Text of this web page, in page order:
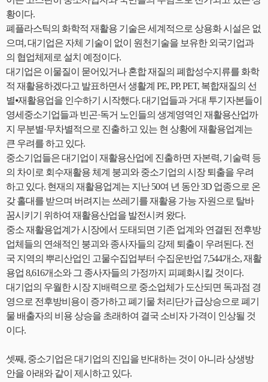
황이다.
폐플라스틱의 화학적 재활용 기술은 세계적으로 상용화 시설은 없
으며, 대기업은 자체 기술이 없이 원천기술을 보유한 외국기업과
의 협업체제로 설치 예정이다.
대기업은 이물질이 묻어있거나 혼합 재질의 폐합성수지류를 화학
적 재활용하겠다고 발표하면서 생활계 PE, PP, PET, 복합재질의 선
별⦁재활용업을 인수하기 시작했다. 대기업들과 거대 투기자본들이
영세중소기업들과 빈곤·독거 노인들의 생계영역인 재활용산업까
지 무분별·무차별적으로 진출하고 있는 현 상황에 재활용업계는
큰 우려를 하고 있다.
중소기업들은 대기업이 재활용산업에 진출하면 자본력, 기술력 등
의 차이로 회수재활용 체계 붕괴와 중소기업의 시장 퇴출을 우려
하고 있다. 현재의 재활용업계는 지난 50여 년 동안 3D 업종으로 온
갖 홀대를 받으며 버려지는 쓰레기를 재활용 가능 자원으로 탈바
꿈시키기 위하여 재활용산업을 발전시켜 왔다.
중소 재활용업계가 시장에서 도태되면 기존 업계와 연결된 전후방
업체들의 연쇄적인 붕괴와 종사자들의 강제 퇴출이 우려된다. 전
국 지역의 뿌리산업인 고물수집업부터 수집운반업 7,544개소, 재활
용업 8,616개소와 그 종사자들의 가정까지 피폐화시킬 것이다.
대기업의 우월한 시장 지배력으로 중소업체가 도산되면 독과점 경
영으로 전후방비용이 증가하고 폐기물 처리단가 급상승으로 폐기
물 배출자의 비용 상승을 초래하여 결국 소비자 가격이 인상될 것
이다.
셋째, 중소기업은 대기업의 진입을 반대하는 것이 아니라 상생방
안을 아래와 같이 제시하고 있다.